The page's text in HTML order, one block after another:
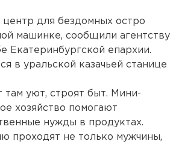
центр для бездомных остро
машинке, сообщили агентству
Екатеринбургской епархии.
в уральской казачьей станице
там уют, строят быт. Мини-
хозяйство помогают
нужды в продуктах.
проходят не только мужчины,